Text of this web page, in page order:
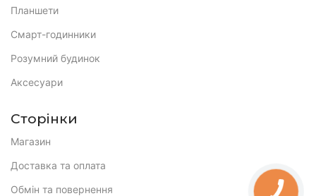
Планшети
Смарт-годинники
Розумний будинок
Аксесуари
Сторінки
Магазин
Доставка та оплата
Обмін та повернення